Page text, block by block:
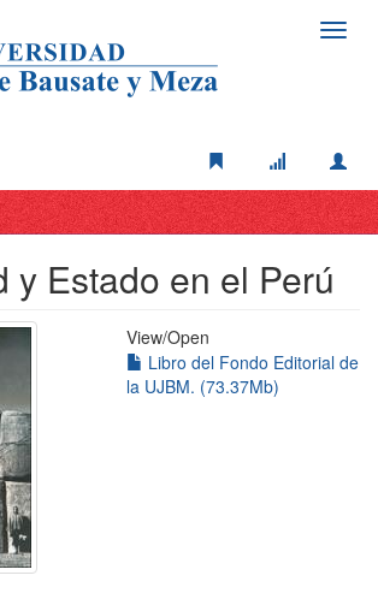
y Estado en el Perú
View/Open
Libro del Fondo Editorial de
la UJBM. (73.37Mb)